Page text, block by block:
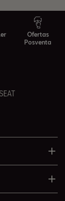
Ofertas
Posventa